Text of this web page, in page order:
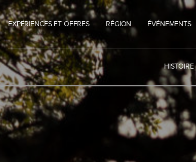
Skip
to
content
EXPÉRIENCES ET OFFRES RÉGION ÉVÉNEMENTS
HISTOIRE